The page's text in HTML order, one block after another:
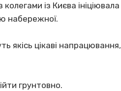
із Києва ініціювала
набережної.
якісь цікаві напрацювання,
грунтовно.